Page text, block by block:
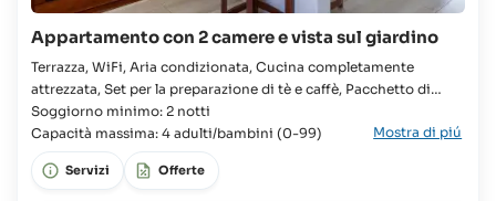
Appartamento con 2 camere e vista sul giardino
Terrazza, WiFi, Aria condizionata, Cucina completamente
attrezzata, Set per la preparazione di tè e caffè, Pacchetto di
benvenuto fornito all'arrivo, Lavatrice, Asciugacapelli, TV, Doccia
a filo pavimento con getto a pioggia Appartamento, Famiglie,
Gruppi, 2x Camera, 2x Letto queen, Armadio, Bagno, WC,
Lavandino, Frigorifero con congelatore,
Soggiorno minimo: 2 notti
Capacità massima: 4 adulti/bambini (0-99)
Mostra di piú
Servizi Offerte